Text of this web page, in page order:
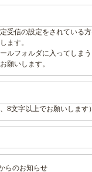
受信の設定をされている方
ます。
ルフォルダに入ってしま
願いします。
8文字以上でお願いします）
らのお知らせ